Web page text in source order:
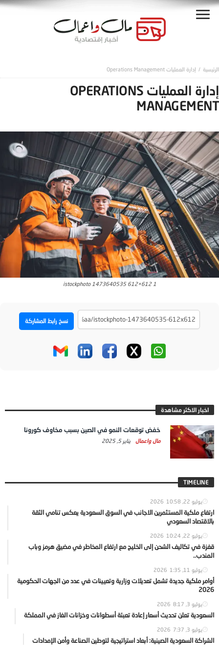
إدارة العمليات Operations Management
إدارة العمليات OPERATIONS
MANAGEMENT
istockphoto 1473640535 612×612 1
نسخ رابط المشاركة
اخبار الاكثر مشاهدة
خفض توقعات النمو في الصين بسبب مخاوف كورونا
مال واعمال يناير 5, 2025
TIMELINE
يوليو 22, 2026 10:58
ارتفاع ملكية المستثمرين الاجانب في السوق السعودية يعكس تنامي الثقة
بالاقتصاد السعودي
يوليو 22, 2026 10:24
قفزة في تكاليف الشحن إلى الخليج مع ارتفاع المخاطر في مضيق هرمز وباب
المندب..
يوليو 11, 2026 1:35
أوامر ملكية جديدة تشمل تعديلات وزارية وتعيينات في عدد من الجهات الحكومية
2026
يوليو 3, 2026 8:17
السعودية تعلن تحديث أسعار إعادة تعبئة أسطوانات وخزانات الغاز في المملكة
يوليو 3, 2026 7:37
الشراكة السعودية الصينية: أبعاد استراتيجية لتوطين الصناعة وأمن الإمدادات